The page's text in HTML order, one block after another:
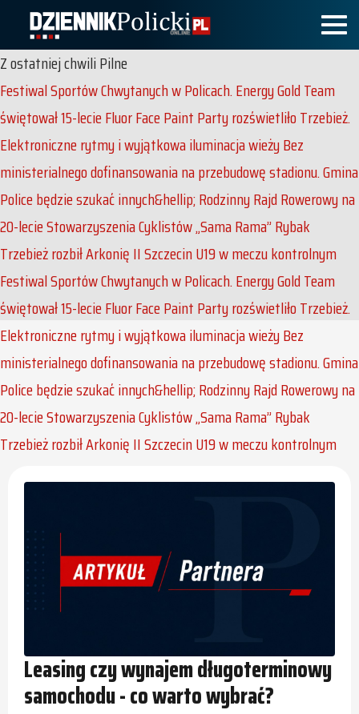
Z ostatniej chwiliPilne
Festiwal Sportów Chwytanych w Policach. Energy Gold Team
świętował 15-lecieFluor Face Paint Party rozświetliło Trzebież.
Elektroniczne rytmy i wyjątkowa iluminacja wieżyBez
ministerialnego dofinansowania na przebudowę stadionu. Gmina
Police będzie szukać innych&hellip;Rodzinny Rajd Rowerowy na
20-lecie Stowarzyszenia Cyklistów „Sama Rama”Rybak
Trzebież rozbił Arkonię II Szczecin U19 w meczu kontrolnym
Festiwal Sportów Chwytanych w Policach. Energy Gold Team
świętował 15-lecieFluor Face Paint Party rozświetliło Trzebież.
Elektroniczne rytmy i wyjątkowa iluminacja wieżyBez
ministerialnego dofinansowania na przebudowę stadionu. Gmina
Police będzie szukać innych&hellip;Rodzinny Rajd Rowerowy na
20-lecie Stowarzyszenia Cyklistów „Sama Rama”Rybak
Trzebież rozbił Arkonię II Szczecin U19 w meczu kontrolnym
Leasing czy wynajem długoterminowy
samochodu - co warto wybrać?